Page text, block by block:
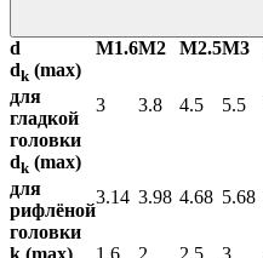
d М1.6М2 М2.5М3
dk (max)
для
гладкой
головки
3 3.8 4.5 5.5
dk (max)
для
рифлёной
головки
3.14 3.98 4.68 5.68
k (max) 1.6 2 2.5 3